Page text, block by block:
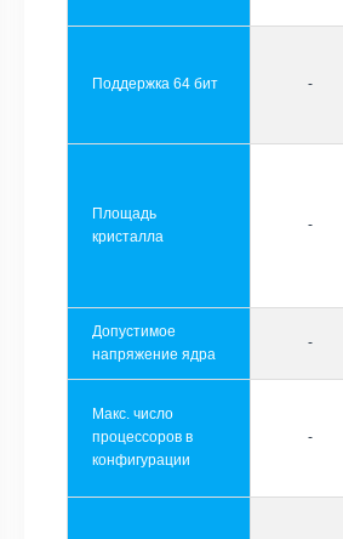
Поддержка 64 бит -
Площадь
кристалла
-
Допустимое
напряжение ядра
-
Макс. число
процессоров в
конфигурации
-